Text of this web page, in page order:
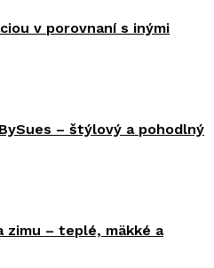
v porovnaní s inými
– štýlový a pohodlný
zimu – teplé, mäkké a